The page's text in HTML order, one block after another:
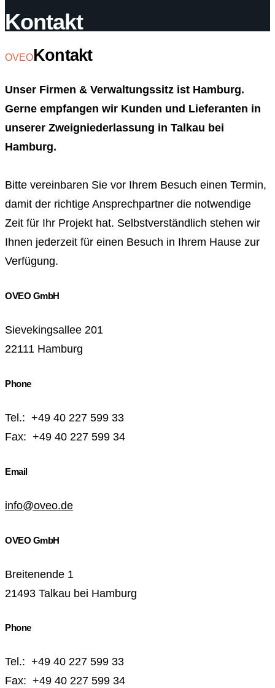
Kontakt
OVEOKontakt
Unser Firmen & Verwaltungssitz ist Hamburg.
Gerne empfangen wir Kunden und Lieferanten in
unserer Zweigniederlassung in Talkau bei
Hamburg.
Bitte vereinbaren Sie vor Ihrem Besuch einen Termin,
damit der richtige Ansprechpartner die notwendige
Zeit für Ihr Projekt hat. Selbstverständlich stehen wir
Ihnen jederzeit für einen Besuch in Ihrem Hause zur
Verfügung.
OVEO GmbH
Sievekingsallee 201
22111 Hamburg
Phone
Tel.: +49 40 227 599 33
Fax: +49 40 227 599 34
Email
info@oveo.de
OVEO GmbH
Breitenende 1
21493 Talkau bei Hamburg
Phone
Tel.: +49 40 227 599 33
Fax: +49 40 227 599 34